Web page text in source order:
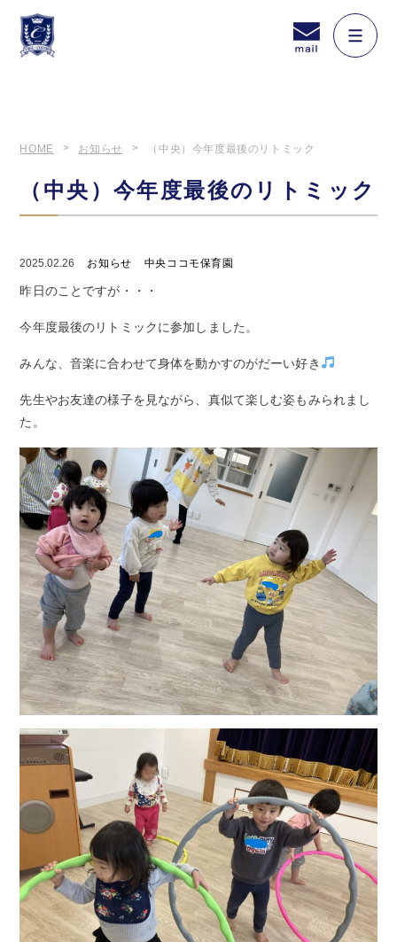
HOME お知らせ （中央）今年度最後のリトミック
（中央）今年度最後のリトミック
2025.02.26 お知らせ 中央ココモ保育園
昨日のことですが・・・
今年度最後のリトミックに参加しました。
みんな、音楽に合わせて身体を動かすのがだーい好き
先生やお友達の様子を見ながら、真似て楽しむ姿もみられまし
た。